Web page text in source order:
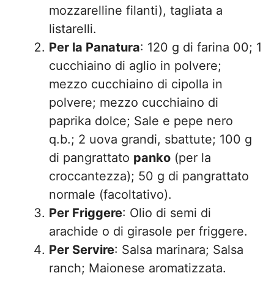
mozzarelline filanti), tagliata a
listarelli.
Per la Panatura: 120 g di farina 00; 1
cucchiaino di aglio in polvere;
mezzo cucchiaino di cipolla in
polvere; mezzo cucchiaino di
paprika dolce; Sale e pepe nero
q.b.; 2 uova grandi, sbattute; 100 g
di pangrattato panko (per la
croccantezza); 50 g di pangrattato
normale (facoltativo).
Per Friggere: Olio di semi di
arachide o di girasole per friggere.
Per Servire: Salsa marinara; Salsa
ranch; Maionese aromatizzata.